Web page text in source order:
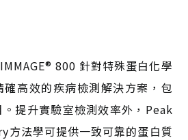
800 針對特殊蛋白化學
高效的疾病檢測解決方案，包
提升實驗室檢測效率外，Peak
法學可提供一致可靠的蛋白質